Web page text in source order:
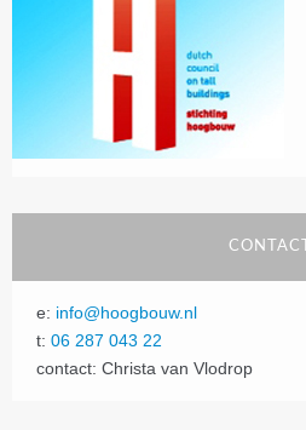
CONTACT
e: info@hoogbouw.nl
t: 06 287 043 22
contact: Christa van Vlodrop